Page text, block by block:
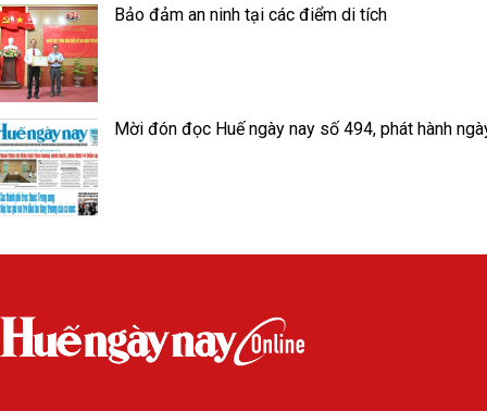
Bảo đảm an ninh tại các điểm di tích
Mời đón đọc Huế ngày nay số 494, phát hành